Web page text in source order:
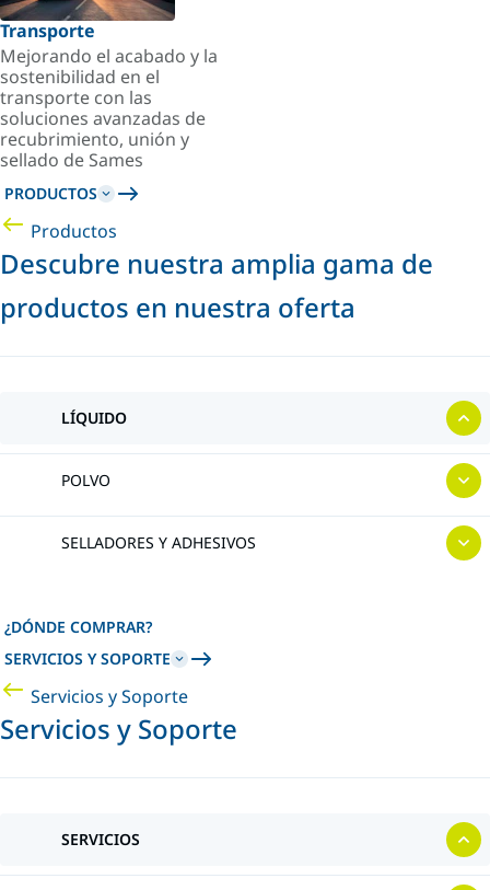
Transporte
Mejorando el acabado y la
sostenibilidad en el
transporte con las
soluciones avanzadas de
recubrimiento, unión y
sellado de Sames
PRODUCTOS
Productos
Descubre nuestra amplia gama de
productos en nuestra oferta
LÍQUIDO
POLVO
SELLADORES Y ADHESIVOS
¿DÓNDE COMPRAR?
SERVICIOS Y SOPORTE
Servicios y Soporte
Servicios y Soporte
SERVICIOS